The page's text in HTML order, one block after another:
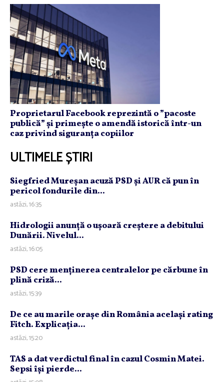
Proprietarul Facebook reprezintă o ”pacoste
publică” și primește o amendă istorică într-un
caz privind siguranța copiilor
ULTIMELE ȘTIRI
Siegfried Mureşan acuză PSD şi AUR că pun în
pericol fondurile din...
astăzi, 16:35
Hidrologii anunţă o uşoară creştere a debitului
Dunării. Nivelul...
astăzi, 16:05
PSD cere menţinerea centralelor pe cărbune în
plină criză...
astăzi, 15:39
De ce au marile oraşe din România acelaşi rating
Fitch. Explicaţia...
astăzi, 15:20
TAS a dat verdictul final în cazul Cosmin Matei.
Sepsi îşi pierde...